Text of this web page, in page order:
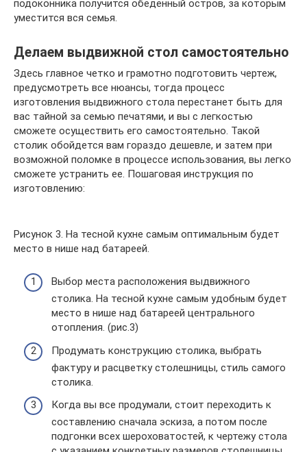
подоконника получится обеденный остров, за которым
уместится вся семья.
Делаем выдвижной стол самостоятельно
Здесь главное четко и грамотно подготовить чертеж,
предусмотреть все нюансы, тогда процесс
изготовления выдвижного стола перестанет быть для
вас тайной за семью печатями, и вы с легкостью
сможете осуществить его самостоятельно. Такой
столик обойдется вам гораздо дешевле, и затем при
возможной поломке в процессе использования, вы легко
сможете устранить ее. Пошаговая инструкция по
изготовлению:
Рисунок 3. На тесной кухне самым оптимальным будет
место в нише над батареей.
Выбор места расположения выдвижного
столика. На тесной кухне самым удобным будет
место в нише над батареей центрального
отопления. (рис.3)
Продумать конструкцию столика, выбрать
фактуру и расцветку столешницы, стиль самого
столика.
Когда вы все продумали, стоит переходить к
составлению сначала эскиза, а потом после
подгонки всех шероховатостей, к чертежу стола